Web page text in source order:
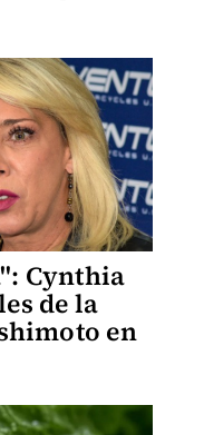
Cynthia
de la
en